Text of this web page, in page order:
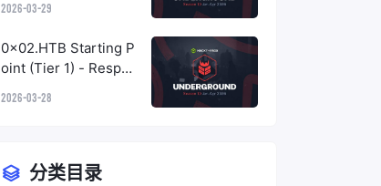
2026-03-29
0x02.HTB Starting P
oint (Tier 1) - Respon
2026-03-28
分类目录